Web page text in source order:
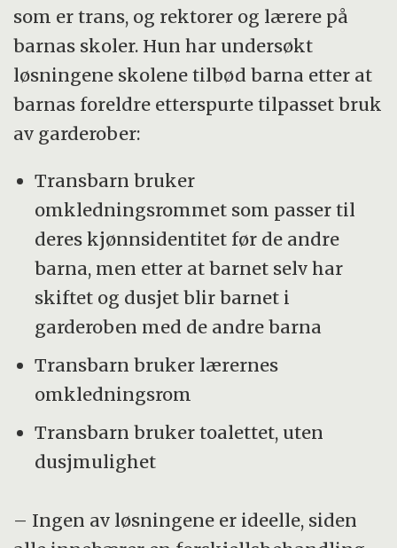
som er trans, og rektorer og lærere på
barnas skoler. Hun har undersøkt
løsningene skolene tilbød barna etter at
barnas foreldre etterspurte tilpasset bruk
av garderober:
Transbarn bruker
omkledningsrommet som passer til
deres kjønnsidentitet før de andre
barna, men etter at barnet selv har
skiftet og dusjet blir barnet i
garderoben med de andre barna
Transbarn bruker lærernes
omkledningsrom
Transbarn bruker toalettet, uten
dusjmulighet
– Ingen av løsningene er ideelle, siden